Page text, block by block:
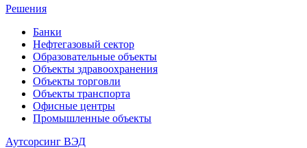
Решения
Банки
Нефтегазовый сектор
Образовательные объекты
Объекты здравоохранения
Объекты торговли
Объекты транспорта
Офисные центры
Промышленные объекты
Аутсорсинг ВЭД